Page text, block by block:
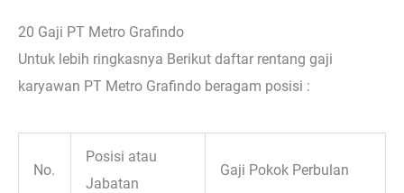
20 Gaji PT Metro Grafindo
Untuk lebih ringkasnya Berikut daftar rentang gaji
karyawan PT Metro Grafindo beragam posisi :
No.
Posisi atau
Jabatan
Gaji Pokok Perbulan